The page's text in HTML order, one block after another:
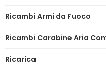
Ricambi Armi da Fuoco
Ricambi Carabine Aria
Ricarica